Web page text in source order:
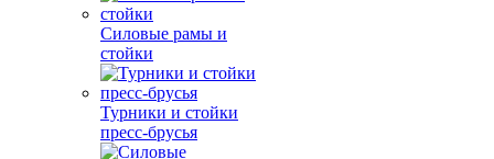
Силовые рамы и
стойки
Турники и стойки
пресс-брусья